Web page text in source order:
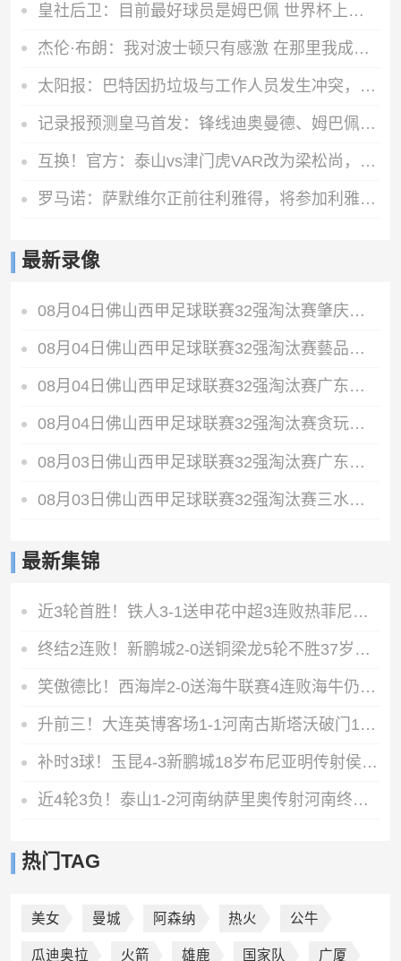
皇社后卫：目前最好球员是姆巴佩 世界杯上最喜欢的中卫是库巴西
杰伦·布朗：我对波士顿只有感激 在那里我成长为一个真正的男人
太阳报：巴特因扔垃圾与工作人员发生冲突，被禁止进入垃圾站
记录报预测皇马首发：锋线迪奥曼德、姆巴佩、维尼修斯，B席在列
互换！官方：泰山vs津门虎VAR改为梁松尚，黄翼担任AVAR
罗马诺：萨默维尔正前往利雅得，将参加利雅得新月集训
最新录像
08月04日佛山西甲足球联赛32强淘汰赛肇庆恒骏成VS三七互娱全场录像
08月04日佛山西甲足球联赛32强淘汰赛藝品高國際VS湛江狂狼·粵辉能源全场录像
08月04日佛山西甲足球联赛32强淘汰赛广东西南建设VS香港圣徒全场录像
08月04日佛山西甲足球联赛32强淘汰赛贪玩游戏VS美的薪火全场录像
08月03日佛山西甲足球联赛32强淘汰赛广东凤铝VS湛江八部科技全场录像
08月03日佛山西甲足球联赛32强淘汰赛三水乐民兴健力宝VS中国澳门澳科精英全场录像
最新集锦
近3轮首胜！铁人3-1送申花中超3连败热菲尼奥双响邦本宜裕传射
终结2连败！新鹏城2-0送铜梁龙5轮不胜37岁姜至鹏破门韦斯利建功
笑傲德比！西海岸2-0送海牛联赛4连败海牛仍垫底西海岸升至第二
升前三！大连英博客场1-1河南古斯塔沃破门19岁杨铭锐替补扳平
补时3球！玉昆4-3新鹏城18岁布尼亚明传射侯永永乌龙卡约绝杀
近4轮3负！泰山1-2河南纳萨里奥传射河南终结17年客场不胜泰山
热门TAG
美女 曼城 阿森纳 热火 公牛
瓜迪奥拉 火箭 雄鹿 国家队 广厦